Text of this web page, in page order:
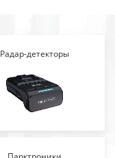
Радар-детекторы